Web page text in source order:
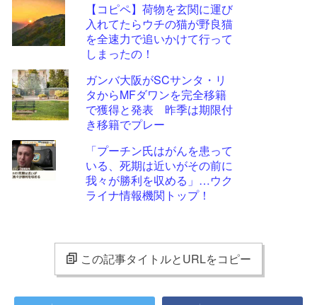
【コピペ】荷物を玄関に運び
入れてたらウチの猫が野良猫
を全速力で追いかけて行って
しまったの！
ガンバ大阪がSCサンタ・リ
タからMFダワンを完全移籍
で獲得と発表 昨季は期限付
き移籍でプレー
「プーチン氏はがんを患って
いる、死期は近いがその前に
我々が勝利を収める」…ウク
ライナ情報機関トップ！
この記事タイトルとURLをコピー